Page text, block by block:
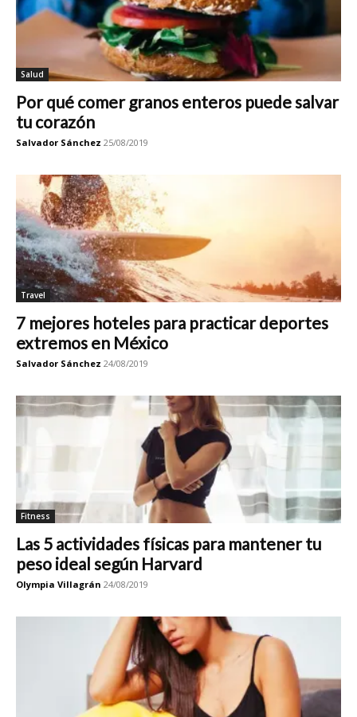
Salud
Por qué comer granos enteros puede salvar
tu corazón
Salvador Sánchez 25/08/2019
Travel
7 mejores hoteles para practicar deportes
extremos en México
Salvador Sánchez 24/08/2019
Fitness
Las 5 actividades físicas para mantener tu
peso ideal según Harvard
Olympia Villagrán 24/08/2019